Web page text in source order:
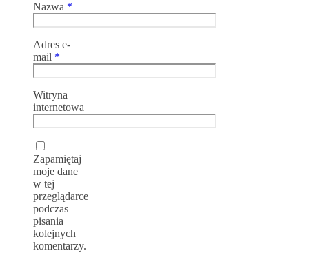
Nazwa *
Adres e-
mail *
Witryna
internetowa
Zapamiętaj
moje dane
w tej
przeglądarce
podczas
pisania
kolejnych
komentarzy.